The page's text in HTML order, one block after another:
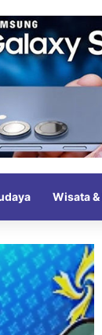
Wisata